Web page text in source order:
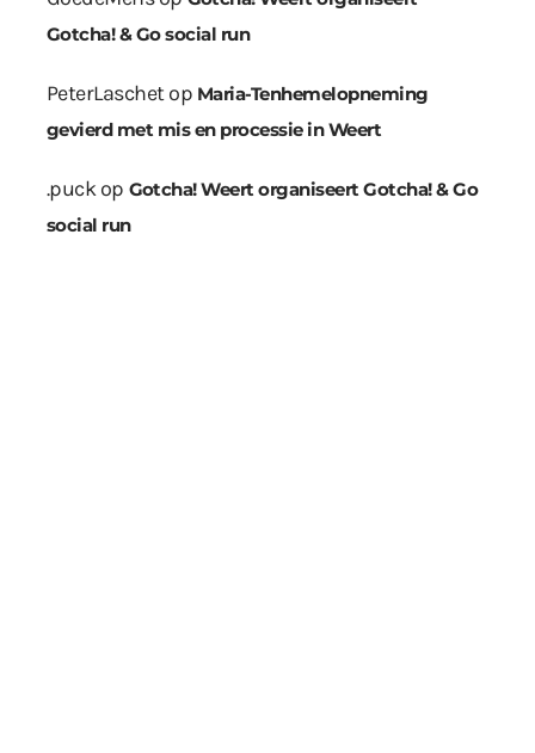
Gotcha! & Go social run
PeterLaschetop Maria-Tenhemelopneming
gevierd met mis en processie in Weert
.puckop Gotcha! Weert organiseert Gotcha! & Go
social run